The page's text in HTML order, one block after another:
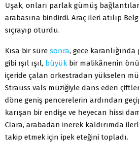
Uşak, onları parlak gümüş
arabasına bindirdi. Araç ileri atılıp
sıçrayıp oturdu.
Kısa bir süre sonra, gece
gibi ışıl ışıl, büyük bir malikânenin
içeride çalan orkestradan yükselen
Strauss vals müziğiyle dans eden
döne geniş pencerelerin ardından
karışan bir endişe ve heyecan hissi
Clara, arabadan inerek kaldırımda
takip etmek için ipek eteğini topladı.